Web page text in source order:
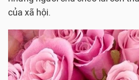
của xã hội.